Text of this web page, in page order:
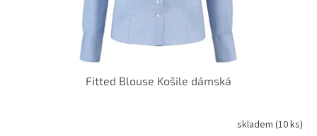
Fitted Blouse Košile dámská
skladem (10 ks)